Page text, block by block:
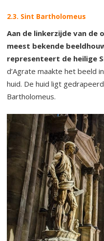
2.3. Sint Bartholomeus
Aan de linkerzijde van de
meest bekende
representeert de heilige
d’Agrate maakte het beeld
huid. De huid ligt
Bartholomeus.